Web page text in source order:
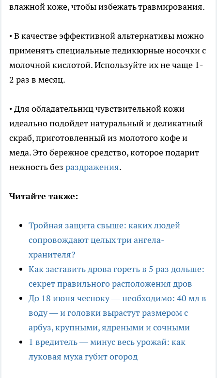
влажной коже, чтобы избежать травмирования.
• В качестве эффективной альтернативы можно
применять специальные педикюрные носочки с
молочной кислотой. Используйте их не чаще 1-
2 раз в месяц.
• Для обладательниц чувствительной кожи
идеально подойдет натуральный и деликатный
скраб, приготовленный из молотого кофе и
меда. Это бережное средство, которое подарит
нежность без раздражения.
Читайте также:
Тройная защита свыше: каких людей
сопровождают целых три ангела-
хранителя?
Как заставить дрова гореть в 5 раз дольше:
секрет правильного расположения дров
До 18 июня чесноку — необходимо: 40 мл в
воду — и головки вырастут размером с
арбуз, крупными, ядреными и сочными
1 вредитель — минус весь урожай: как
луковая муха губит огород